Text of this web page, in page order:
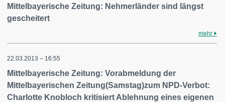
Mittelbayerische Zeitung: Nehmerländer sind längst
gescheitert
mehr
22.03.2013 – 16:55
Mittelbayerische Zeitung: Vorabmeldung der
Mittelbayerischen Zeitung(Samstag)zum NPD-Verbot:
Charlotte Knobloch kritisiert Ablehnung eines eigenen